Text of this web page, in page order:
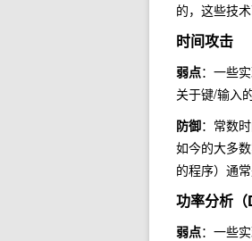
的，这些技
时间攻击
弱点：一些
关于键/输入
防御：常数
如今的大多
的程序）通常
功率分析（
弱点：一些